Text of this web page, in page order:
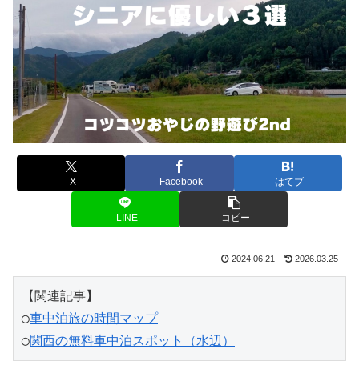
X Facebook はてブ
LINE コピー
2024.06.21 2026.03.25
【関連記事】
◯車中泊旅の時間マップ
◯関西の無料車中泊スポット（水辺）